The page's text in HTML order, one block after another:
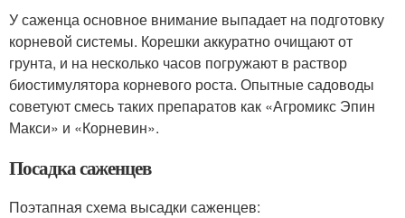
У саженца основное внимание выпадает на подготовку
корневой системы. Корешки аккуратно очищают от
грунта, и на несколько часов погружают в раствор
биостимулятора корневого роста. Опытные садоводы
советуют смесь таких препаратов как «Агромикс Эпин
Макси» и «Корневин».
Посадка саженцев
Поэтапная схема высадки саженцев: